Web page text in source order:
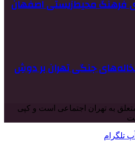
فرهنگ محیط‌زیستی اصفهان
نخاله‌های جنگی تهران بر دوشِ
به تهران اجتماعی است و کپی
تلگرام